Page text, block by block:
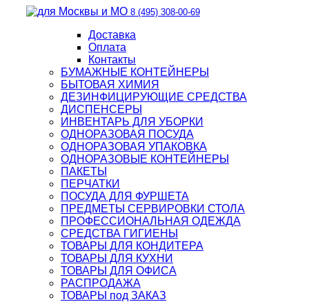
8 (495) 308-00-69
Доставка
Оплата
Контакты
БУМАЖНЫЕ КОНТЕЙНЕРЫ
БЫТОВАЯ ХИМИЯ
ДЕЗИНФИЦИРУЮЩИЕ СРЕДСТВА
ДИСПЕНСЕРЫ
ИНВЕНТАРЬ ДЛЯ УБОРКИ
ОДНОРАЗОВАЯ ПОСУДА
ОДНОРАЗОВАЯ УПАКОВКА
ОДНОРАЗОВЫЕ КОНТЕЙНЕРЫ
ПАКЕТЫ
ПЕРЧАТКИ
ПОСУДА ДЛЯ ФУРШЕТА
ПРЕДМЕТЫ СЕРВИРОВКИ СТОЛА
ПРОФЕССИОНАЛЬНАЯ ОДЕЖДА
СРЕДСТВА ГИГИЕНЫ
ТОВАРЫ ДЛЯ КОНДИТЕРА
ТОВАРЫ ДЛЯ КУХНИ
ТОВАРЫ ДЛЯ ОФИСА
РАСПРОДАЖА
ТОВАРЫ под ЗАКАЗ